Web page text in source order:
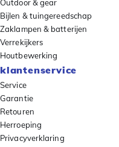
Outdoor & gear
Bijlen & tuingereedschap
Zaklampen & batterijen
Verrekijkers
Houtbewerking
klantenservice
Service
Garantie
Retouren
Herroeping
Privacyverklaring